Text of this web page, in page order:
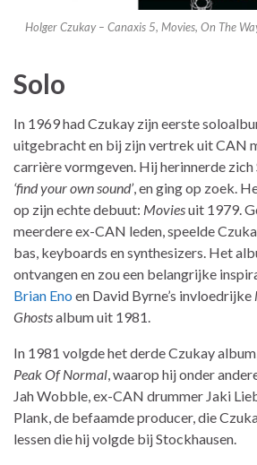
Holger Czukay – Canaxis 5, Movies, On The
Solo
In 1969 had Czukay zijn eerste
uitgebracht en bij zijn vertrek uit CAN
carrière vormgeven. Hij herinnerde zich
‘find your own sound’, en ging op zoek.
op zijn echte debuut: Moviesuit 1979.
meerdere ex-CAN leden, speelde
bas, keyboards en synthesizers. Het
ontvangen en zou een belangrijke
Brian Eno en David Byrne’s invloedrijke
Ghostsalbum uit 1981.
In 1981 volgde het derde Czukay album,
Peak Of Normal , waarop hij onder
Jah Wobble, ex-CAN drummer Jaki
Plank, de befaamde producer, die
lessen die hij volgde bij Stockhausen.